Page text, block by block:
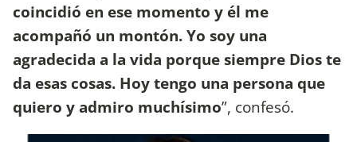
coincidió en ese momento y él me
acompañó un montón. Yo soy una
agradecida a la vida porque siempre Dios te
da esas cosas. Hoy tengo una persona que
quiero y admiro muchísimo”, confesó.